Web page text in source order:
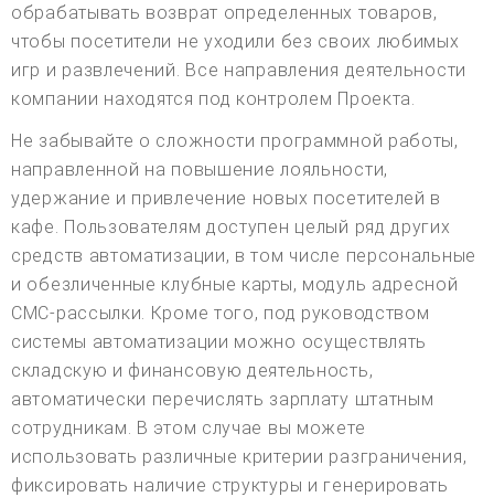
обрабатывать возврат определенных товаров,
чтобы посетители не уходили без своих любимых
игр и развлечений. Все направления деятельности
компании находятся под контролем Проекта.
Не забывайте о сложности программной работы,
направленной на повышение лояльности,
удержание и привлечение новых посетителей в
кафе. Пользователям доступен целый ряд других
средств автоматизации, в том числе персональные
и обезличенные клубные карты, модуль адресной
СМС-рассылки. Кроме того, под руководством
системы автоматизации можно осуществлять
складскую и финансовую деятельность,
автоматически перечислять зарплату штатным
сотрудникам. В этом случае вы можете
использовать различные критерии разграничения,
фиксировать наличие структуры и генерировать